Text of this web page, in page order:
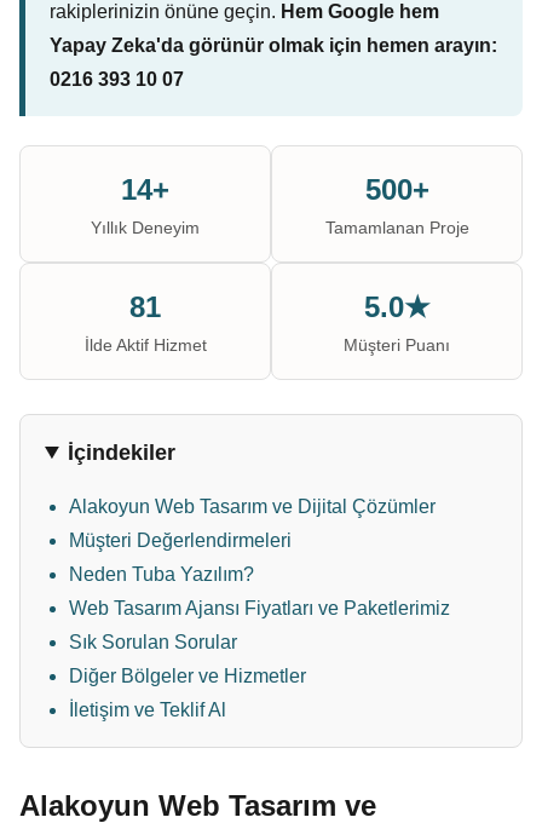
rakiplerinizin önüne geçin. Hem Google hem
Yapay Zeka'da görünür olmak için hemen arayın:
0216 393 10 07
14+
Yıllık Deneyim
500+
Tamamlanan Proje
81
İlde Aktif Hizmet
5.0★
Müşteri Puanı
İçindekiler
Alakoyun Web Tasarım ve Dijital Çözümler
Müşteri Değerlendirmeleri
Neden Tuba Yazılım?
Web Tasarım Ajansı Fiyatları ve Paketlerimiz
Sık Sorulan Sorular
Diğer Bölgeler ve Hizmetler
İletişim ve Teklif Al
Alakoyun Web Tasarım ve